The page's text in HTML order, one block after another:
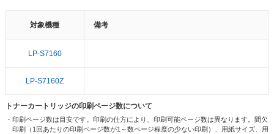
対象機種 備考
LP-S7160
LP-S7160Z
トナーカートリッジの印刷ページ数について
・印刷ページ数は目安です。印刷の仕方により、印刷可能ページ数は異なります。間欠
印刷（1回あたりの印刷ページ数が1～数ページ程度の少ない印刷）、用紙サイズ、用